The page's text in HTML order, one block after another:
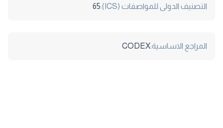
التصنيف الدولى للمواصفات (ICS): 65
المراجع الاساسية:CODEX